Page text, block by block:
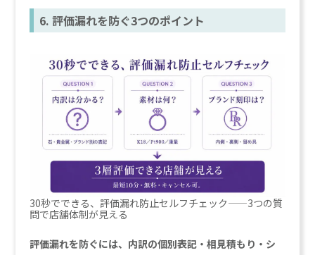
6. 評価漏れを防ぐ3つのポイント
30秒でできる、評価漏れ防止セルフチェック——3つの質
問で店舗体制が見える
評価漏れを防ぐには、内訳の個別表記・相見積もり・シ